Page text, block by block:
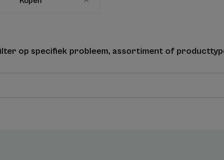
op specifiek probleem, assortiment of